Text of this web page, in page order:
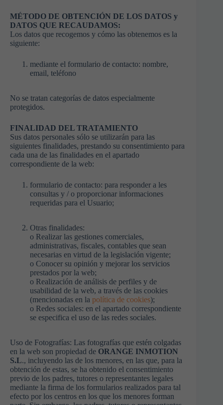
MÉTODO DE OBTENCIÓN DE LOS DATOS y
DATOS QUE RECAUDAMOS:
Los datos que recogemos y cómo las obtenemos es la
siguiente:
mediante el formulario de contacto: nombre,
email, teléfono
No se tratan categorías de datos especialmente
protegidos.
FINALIDAD DEL TRATAMIENTO
Sus datos personales sólo se utilizarán para las
siguientes finalidades, prestando su consentimiento para
cada una de las finalidades en el apartado
correspondiente de la web:
formulario de contacto: para responder a les
consultas y / o proporcionar informaciones
requeridas para el Usuario;
Otras finalidades:
o Realizar las gestiones comerciales,
administrativas, fiscales, contables que sean
necesarias en virtud de la legislación vigente;
o Conocer su opinión y mejorar los servicios
prestados por la web;
o Realización de análisis de perfiles y de
usabilidad de la web, a través de las cookies
(mencionadas en la política de cookies);
o Redes sociales: en el apartado correspondiente
se especifica el uso de las redes sociales.
Uso de Fotografías: Las fotografías que estén colgadas
en la web son propiedad de ORANGE INMOTION
S.L., incluyendo las de los menores, en las que, para la
obtención de estas, se ha obtenido el consentimiento
previo de los padres, tutores o representantes legales
mediante la firma de los formularios realizados para tal
efecto por los centros en los que los menores forman